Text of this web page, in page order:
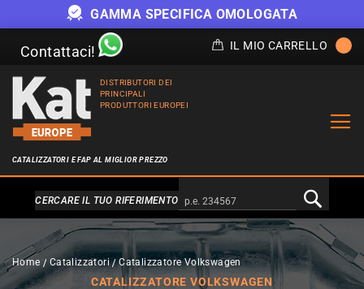
GAMMA SPECIFICA OMOLOGATA
Contattaci! IL MIO CARRELLO
DISTRIBUTORI DEI
PRINCIPALI
PRODUTTORI EUROPEI
CATALIZZATORI E FAP AL MIGLIOR PREZZO
Alternativa a Doofinder
CERCARE IL TUO RIFERIMENTO
Home Catalizzatori Catalizzatore Volkswagen
CATALIZZATORE VOLKSWAGEN